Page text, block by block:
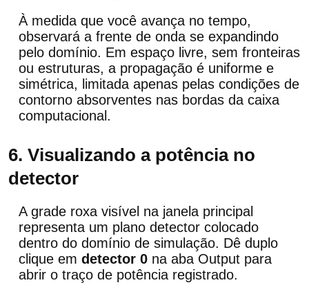
À medida que você avança no tempo,
observará a frente de onda se expandindo
pelo domínio. Em espaço livre, sem fronteiras
ou estruturas, a propagação é uniforme e
simétrica, limitada apenas pelas condições de
contorno absorventes nas bordas da caixa
computacional.
6. Visualizando a potência no
detector
A grade roxa visível na janela principal
representa um plano detector colocado
dentro do domínio de simulação. Dê duplo
clique em detector 0 na aba Output para
abrir o traço de potência registrado.